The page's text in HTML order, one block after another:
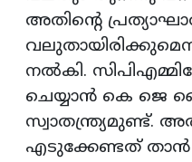
അതിന്റെ
നല്‍കി.
ചെയ്യാൻ കെ ജെ
സ്വാതന്ത്ര്യമുണ്ട്.
എടുക്കേണ്ടത്